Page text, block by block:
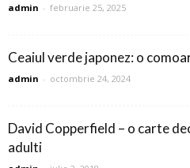
admin - februarie 25, 2025
Ceaiul verde japonez: o
admin - octombrie 24, 2024
David Copperfield – o carte
adulti